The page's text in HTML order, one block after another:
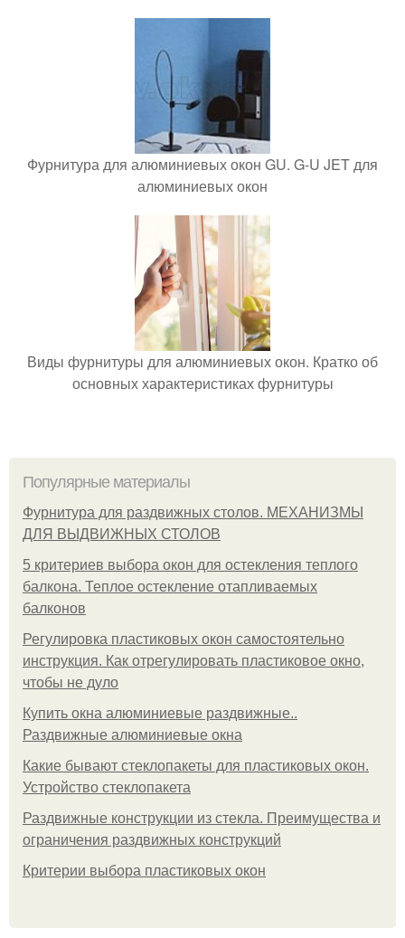
Фурнитура для алюминиевых окон GU. G-U JET для
алюминиевых окон
Виды фурнитуры для алюминиевых окон. Кратко об
основных характеристиках фурнитуры
Популярные материалы
Фурнитура для раздвижных столов. МЕХАНИЗМЫ
ДЛЯ ВЫДВИЖНЫХ СТОЛОВ
5 критериев выбора окон для остекления теплого
балкона. Теплое остекление отапливаемых
балконов
Регулировка пластиковых окон самостоятельно
инструкция. Как отрегулировать пластиковое окно,
чтобы не дуло
Купить окна алюминиевые раздвижные..
Раздвижные алюминиевые окна
Какие бывают стеклопакеты для пластиковых окон.
Устройство стеклопакета
Раздвижные конструкции из стекла. Преимущества и
ограничения раздвижных конструкций
Критерии выбора пластиковых окон